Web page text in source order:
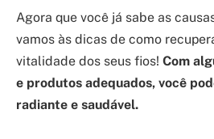
Agora que você já sabe as
vamos às dicas de como
vitalidade dos seus fios! Com
e produtos adequados, você
radiante e saudável.